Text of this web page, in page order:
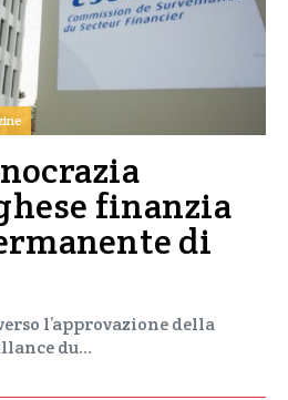
finanzia
di
l’approvazione della
du…